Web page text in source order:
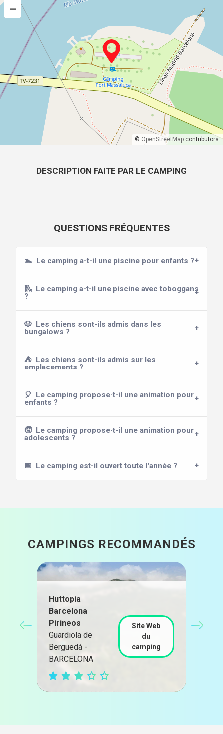
–
© OpenStreetMap contributors.
DESCRIPTION FAITE PAR LE CAMPING
QUESTIONS FRÉQUENTES
🏊 Le camping a-t-il une piscine pour enfants ?
🛝 Le camping a-t-il une piscine avec toboggans
?
🐶 Les chiens sont-ils admis dans les
bungalows ?
⛺ Les chiens sont-ils admis sur les
emplacements ?
🎈
Le camping propose-t-il une animation pour
enfants ?
🧒 Le camping propose-t-il une animation pour
adolescents ?
📅 Le camping est-il ouvert toute l'année ?
CAMPINGS RECOMMANDÉS
Huttopia
Barcelona
Pirineos
Guardiola de
Berguedà -
BARCELONA
Site Web
du
camping